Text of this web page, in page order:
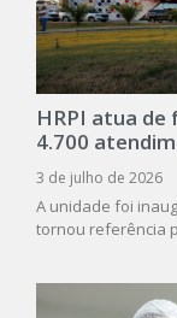
HRPI atua
4.700
3 de julho de 2026
A unidade foi
tornou referência